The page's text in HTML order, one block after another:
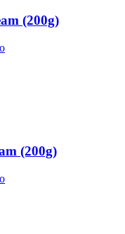
(200g)
(200g)